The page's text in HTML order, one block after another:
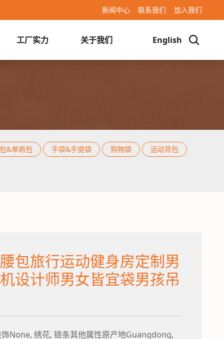
&单肩包 / 手袋&手提袋 / 购物袋 / 运动背包 /
/ 自行车配件 / 其他包
新闻中心 联系我们 加入我们
工厂实力 关于我们 English
&单肩包 手袋&手提袋 购物袋 运动背包
包旅行运动健身房定制男
设计师男女皆宜袋男孩吊
None, 绣花, 链条其他属性原产地Guangdong,